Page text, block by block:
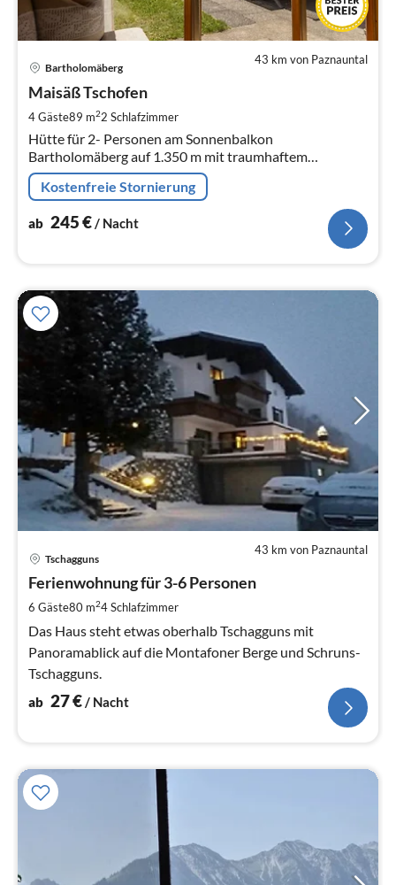
43 km von Paznauntal
Bartholomäberg
Maisäß Tschofen
4 Gäste89 m22 Schlafzimmer
Hütte für 2- Personen am Sonnenbalkon
Bartholomäberg auf 1.350 m mit traumhaftem
Panormamablick auf die Montafoner Bergwelt, idealer
Ausgangspunkt für Wanderungen
Kostenfreie Stornierung
ab 245€/ Nacht
43 km von Paznauntal
Tschagguns
Ferienwohnung für 3-6 Personen
6 Gäste80 m24Schlafzimmer
Das Haus steht etwas oberhalb Tschagguns mit
Panoramablick auf die Montafoner Berge und Schruns-
Tschagguns.
ab 27€/ Nacht